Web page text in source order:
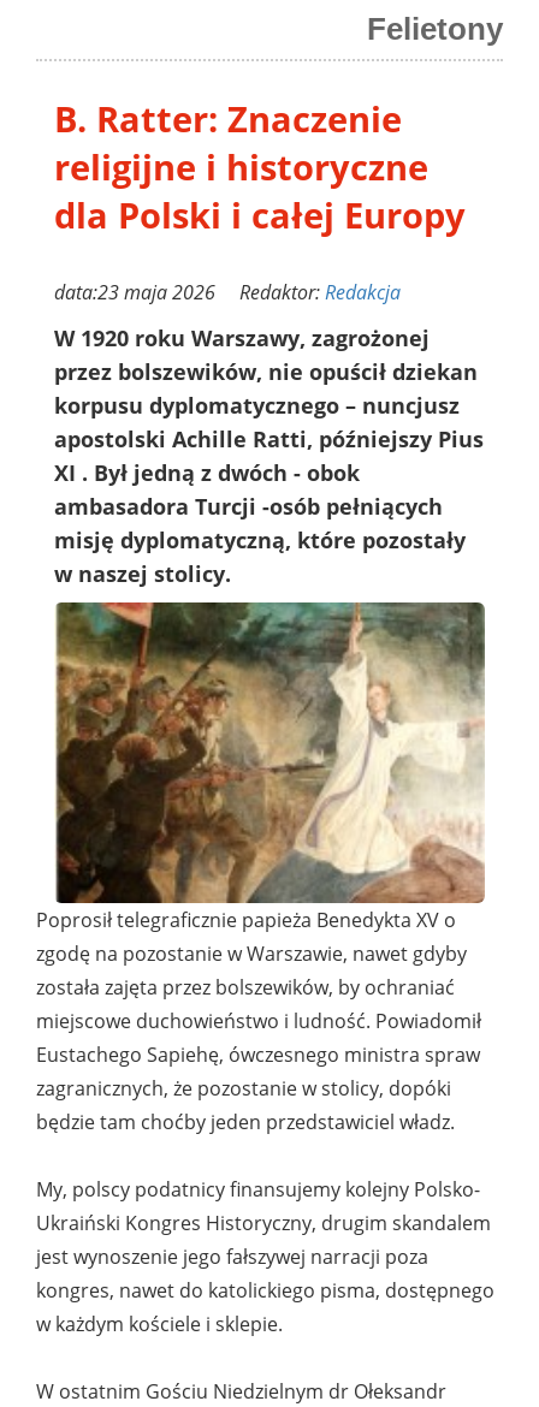
Felietony
B. Ratter: Znaczenie
religijne i historyczne
dla Polski i całej Europy
data:23 maja 2026 Redaktor:Redakcja
W 1920 roku Warszawy, zagrożonej
przez bolszewików, nie opuścił dziekan
korpusu dyplomatycznego – nuncjusz
apostolski Achille Ratti, późniejszy Pius
XI . Był jedną z dwóch - obok
ambasadora Turcji -osób pełniących
misję dyplomatyczną, które pozostały
w naszej stolicy.
Poprosił telegraficznie papieża Benedykta XV o
zgodę na pozostanie w Warszawie, nawet gdyby
została zajęta przez bolszewików, by ochraniać
miejscowe duchowieństwo i ludność. Powiadomił
Eustachego Sapiehę, ówczesnego ministra spraw
zagranicznych, że pozostanie w stolicy, dopóki
będzie tam choćby jeden przedstawiciel władz.
My, polscy podatnicy finansujemy kolejny Polsko-
Ukraiński Kongres Historyczny, drugim skandalem
jest wynoszenie jego fałszywej narracji poza
kongres, nawet do katolickiego pisma, dostępnego
w każdym kościele i sklepie.
W ostatnim Gościu Niedzielnym dr Ołeksandr